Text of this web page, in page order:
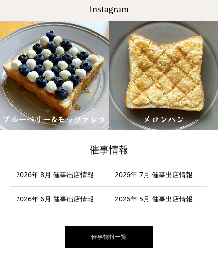
Instagram
催事情報
2026年 8月 催事出店情報 2026年 7月 催事出店情報
2026年 6月 催事出店情報 2026年 5月 催事出店情報
催事情報一覧